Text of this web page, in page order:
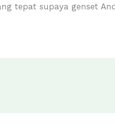
tepat supaya genset